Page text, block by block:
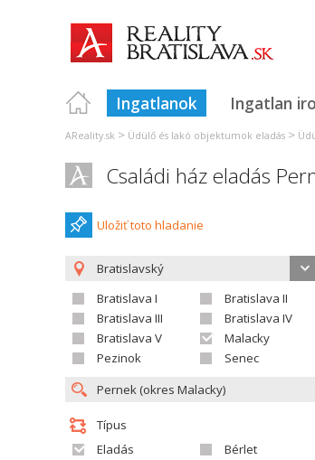
Ingatlanok Ingatlan
AReality.sk > Üdülő és lakó objektumok eladás >
Családi ház eladás
Uložiť toto hladanie
Bratislavský
Bratislava I
Bratislava II
Bratislava III
Bratislava IV
Bratislava V
Malacky
Pezinok
Senec
Típus
Eladás
Bérlet